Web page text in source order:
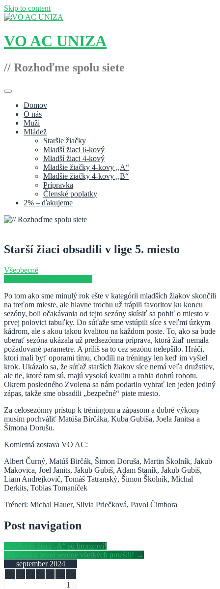
Skip to content
VO AC UNIZA
// Rozhoďme spolu siete
Domov
O nás
Muži
Mládež
Staršie žiačky
Mladší žiaci 6-kový
Mladší žiaci 4-kový
Mladšie žiačky 4-kovy ,,A“
Mladšie žiačky 4-kovy ,,B“
Prípravka
Členské poplatky
2% – ďakujeme
Starší žiaci obsadili v lige 5. miesto
Všeobecné
Po tom ako sme minulý rok ešte v kategórii mladších žiakov skončili
na treťom mieste, ale hlavne trochu už trápili favoritov ku koncu
sezóny, boli očakávania od tejto sezóny skúsiť sa pobiť o miesto v
prvej polovici tabuľky. Do súťaže sme vstúpili síce s veľmi úzkym
kádrom, ale s akou takou kvalitou na každom poste. To, ako sa bude
uberať sezóna ukázala už predsezónna príprava, ktorá žiaľ nemala
požadované parametre. A príliš sa to cez sezónu nelepšilo. Hráči,
ktorí mali byť oporami tímu, chodili na tréningy len keď im vyšiel
krok. Ukázalo sa, že súťaž starších žiakov síce nemá veľa družstiev,
ale tie, ktoré tam sú, majú vysokú kvalitu a robia dobrú robotu.
Okrem posledného Zvolena sa nám podarilo vyhrať len jeden jediný
zápas, takže sme obsadili „bezpečné“ piate miesto.
Za celosezónny prístup k tréningom a zápasom a dobré výkony
musím pochváliť Matúša Birčáka, Kuba Gubiša, Joela Janitsa a
Šimona Dorušu.
Komletná zostava VO AC:
Albert Čurný, Matúš Birčák, Šimon Doruša, Martin Školník, Jakub
Makovica, Joel Janits, Jakub Gubiš, Adam Staník, Jakub Gubiš,
Liam Andrejkovič, Tomáš Tatranský, Šimon Školník, Michal
Derkits, Tobias Tomaníček
Tréneri: Michal Hauer, Silvia Priečková, Pavol Čimbora
Post navigation
Mladší žiaci „A“ sú bronzoví!
Dievčatá v prvej sezóne všetkých potešili! →
september 2024
1